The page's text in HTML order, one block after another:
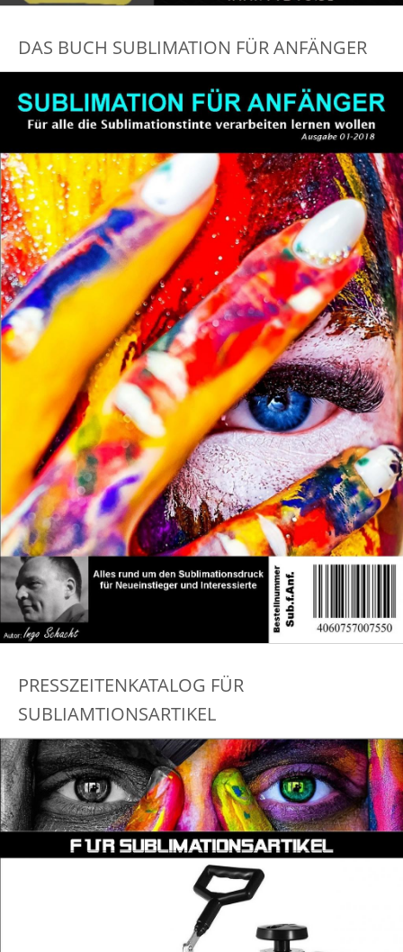
DAS BUCH SUBLIMATION FÜR ANFÄNGER
PRESSZEITENKATALOG FÜR
SUBLIAMTIONSARTIKEL